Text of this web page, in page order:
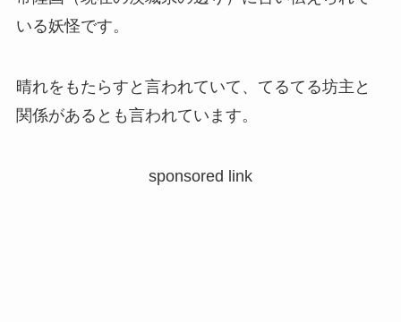
いる妖怪です。
晴れをもたらすと言われていて、てるてる坊主と
関係があるとも言われています。
sponsored link